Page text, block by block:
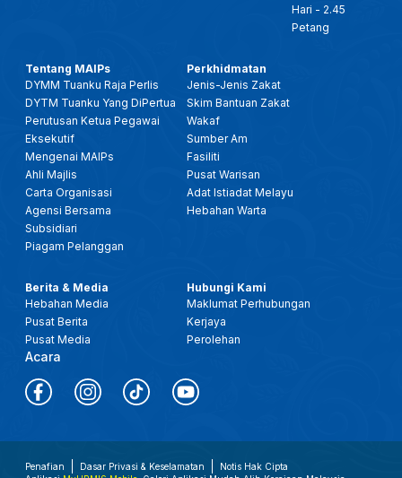
1 SEPT 2025 - KANTA 744 MALAM
Hari - 2.45
Petang
Tentang MAIPs
DYMM Tuanku Raja Perlis
DYTM Tuanku Yang DiPertua
Perutusan Ketua Pegawai
Eksekutif
Mengenai MAIPs
Ahli Majlis
Carta Organisasi
Agensi Bersama
Subsidiari
Piagam Pelanggan
Perkhidmatan
Jenis-Jenis Zakat
Skim Bantuan Zakat
Wakaf
Sumber Am
Fasiliti
Pusat Warisan
Adat Istiadat Melayu
Hebahan Warta
Berita & Media
Hebahan Media
Pusat Berita
Pusat Media
Acara
Hubungi Kami
Maklumat Perhubungan
Kerjaya
Perolehan
Penafian Dasar Privasi & Keselamatan
Notis Hak Cipta